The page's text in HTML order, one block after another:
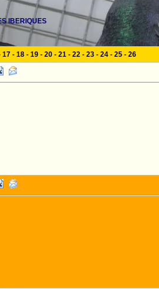
IBERIQUES
17- 18- 19- 20- 21- 22- 23- 24- 25- 26